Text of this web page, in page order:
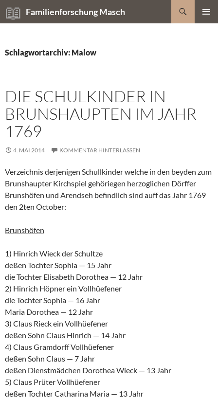
Zum
Inhalt
Familienforschung Masch
Suchen
Schlagwortarchiv: Malow
DIE SCHULKINDER IN
BRUNSHAUPTEN IM JAHR
1769
4. MAI 2014 KOMMENTAR HINTERLASSEN
Verzeichnis derjenigen Schullkinder welche in den beyden zum
Brunshaupter Kirchspiel gehöriegen herzoglichen Dörffer
Brunshöfen und Arendseh befindlich sind auff das Jahr 1769
den 2ten October:
Brunshöfen
1) Hinrich Wieck der Schultze
deßen Tochter Sophia — 15 Jahr
die Tochter Elisabeth Dorothea — 12 Jahr
2) Hinrich Höpner ein Vollhüefener
die Tochter Sophia — 16 Jahr
Maria Dorothea — 12 Jahr
3) Claus Rieck ein Vollhüefener
deßen Sohn Claus Hinrich — 14 Jahr
4) Claus Gramdorff Vollhüefener
deßen Sohn Claus — 7 Jahr
deßen Dienstmädchen Dorothea Wieck — 13 Jahr
5) Claus Prüter Vollhüefener
deßen Tochter Catharina Maria — 13 Jahr